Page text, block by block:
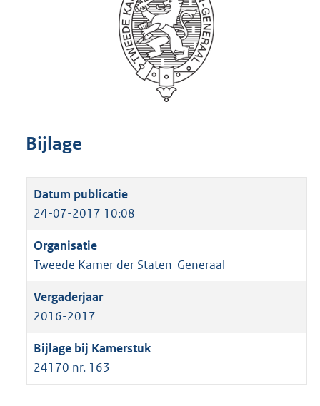
Bijlage
24-07-2017 10:08
Tweede Kamer der Staten-Generaal
2016-2017
24170 nr. 163